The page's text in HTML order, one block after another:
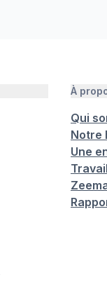
À
Qui
Notre
Une